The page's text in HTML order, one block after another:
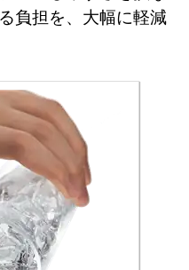
負担を、大幅に軽減